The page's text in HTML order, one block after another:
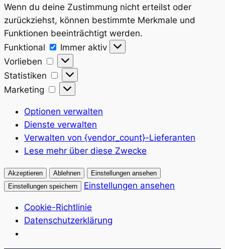
Wenn du deine Zustimmung nicht erteilst oder
zurückziehst, können bestimmte Merkmale und
Funktionen beeinträchtigt werden.
Funktional
Funktional
Immer aktiv
Vorlieben
Vorlieben
Statistiken
Statistiken
Marketing
Marketing
Optionen verwalten
Dienste verwalten
Verwalten von {vendor_count}-Lieferanten
Lese mehr über diese Zwecke
Akzeptieren Ablehnen
Einstellungen ansehen
Einstellungen speichern
Einstellungen ansehen
Cookie-Richtlinie
Datenschutzerklärung